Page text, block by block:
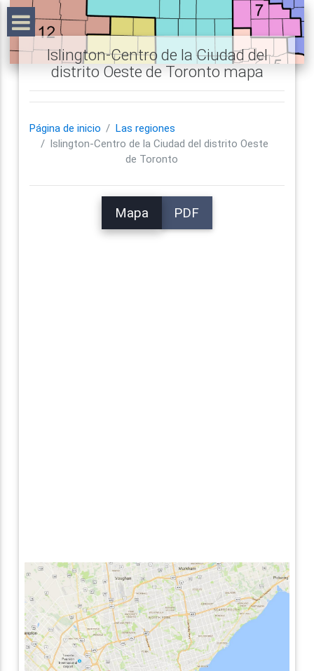
Islington-Centro de la Ciudad del
distrito Oeste de Toronto mapa
Página de inicio
Las regiones
Islington-Centro de la Ciudad del distrito Oeste
de Toronto
Mapa PDF